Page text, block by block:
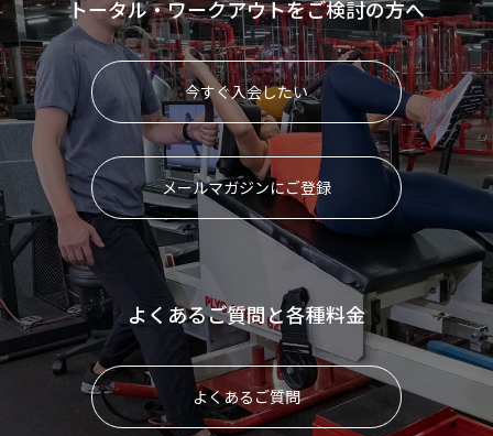
トータル・ワークアウトをご検討の方へ
今すぐ入会したい
メールマガジンにご登録
よくあるご質問と各種料金
よくあるご質問